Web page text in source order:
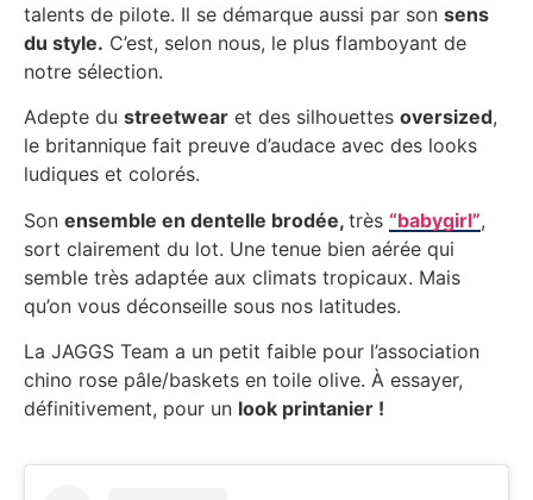
talents de pilote. Il se démarque aussi par son sens
du style. C’est, selon nous, le plus flamboyant de
notre sélection.
Adepte du streetwear et des silhouettes oversized,
le britannique fait preuve d’audace avec des looks
ludiques et colorés.
Son ensemble en dentelle brodée, très “babygirl”,
sort clairement du lot. Une tenue bien aérée qui
semble très adaptée aux climats tropicaux. Mais
qu’on vous déconseille sous nos latitudes.
La JAGGS Team a un petit faible pour l’association
chino rose pâle/baskets en toile olive. À essayer,
définitivement, pour un look printanier !